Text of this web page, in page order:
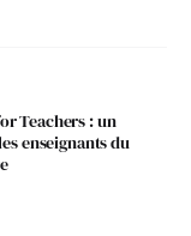
Teachers : un
enseignants du